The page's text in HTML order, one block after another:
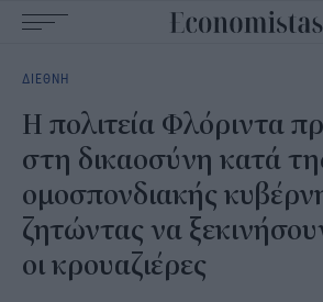
navigation
ΔΙΕΘΝΗ
Η πολιτεία Φλόριντα
στη δικαοσύνη κατά
ομοσπονδιακής
ζητώντας να
οι κρουαζιέρες